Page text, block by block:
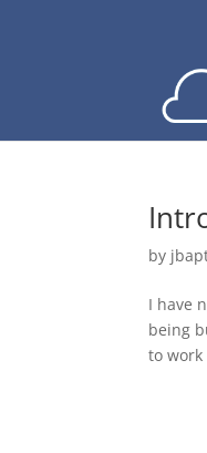
by
I have
being
to